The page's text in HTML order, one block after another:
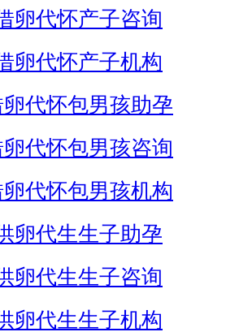
卵代怀产子咨询
卵代怀产子机构
卵代怀包男孩助孕
卵代怀包男孩咨询
卵代怀包男孩机构
卵代生生子助孕
卵代生生子咨询
卵代生生子机构